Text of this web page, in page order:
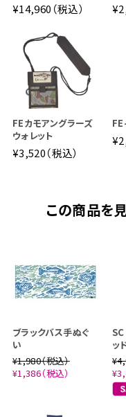
¥14,960（税込）
FEカモアングラーズ
ウォレット
¥3,520（税込）
この商品を
ブラックバス手ぬぐ
い
¥1,980（税込）
¥1,386（税込）
SC
ッ